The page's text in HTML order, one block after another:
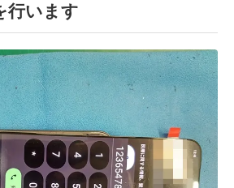
行います